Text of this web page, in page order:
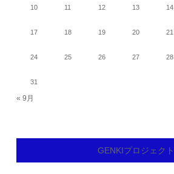
10 11 12 13 14
17 18 19 20 21
24 25 26 27 28
31
« 9月
GENKIプロジェクト